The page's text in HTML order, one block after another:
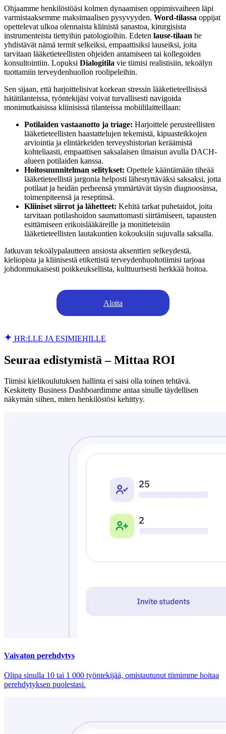
Ohjaamme henkilöstöäsi kolmen dynaamisen oppimisvaiheen läpi
varmistaaksemme maksimaalisen pysyvyyden. Word-tilassa oppijat
opettelevat ulkoa olennaista kliinistä sanastoa, kirurgisista
instrumenteista tiettyihin patologioihin. Edeten lause-tilaan he
yhdistävät nämä termit selkeiksi, empaattisiksi lauseiksi, joita
tarvitaan lääketieteellisten ohjeiden antamiseen tai kollegoiden
konsultointiin. Lopuksi Dialogitila vie tiimisi realistisiin, tekoälyn
tuottamiin terveydenhuollon roolipeleihin.
Sen sijaan, että harjoittelisivat korkean stressin lääketieteellisissä
hätätilanteissa, työntekijäsi voivat turvallisesti navigoida
monimutkaisissa kliinisissä tilanteissa mobiililaitteillaan:
Potilaiden vastaanotto ja triage: Harjoittele perusteellisten
lääketieteellisten haastattelujen tekemistä, kipuasteikkojen
arviointia ja elintärkeiden terveyshistorian keräämistä
kohteliaasti, empaattisen saksalaisen ilmaisun avulla DACH-
alueen potilaiden kanssa.
Hoitosuunnitelman selitykset: Opettele kääntämään tiheää
lääketieteellistä jargonia helposti lähestyttäväksi saksaksi, jotta
potilaat ja heidän perheensä ymmärtävät täysin diagnoosinsa,
toimenpiteensä ja reseptinsä.
Kliiniset siirrot ja lähetteet: Kehitä tarkat puhetaidot, joita
tarvitaan potilashoidon saumattomasti siirtämiseen, tapausten
esittämiseen erikoislääkäreille ja monitieteisiin
lääketieteellisten lautakuntien kokouksiin sujuvalla saksalla.
Jatkuvan tekoälypalautteen ansiosta aksenttien selkeydestä,
kieliopista ja kliinisestä etikettistä terveydenhuoltotiimisi tarjoaa
johdonmukaisesti poikkeuksellista, kulttuurisesti herkkää hoitoa.
Aloita
HR:LLE JA ESIMIEHILLE
Seuraa edistymistä – Mittaa ROI
Tiimisi kielikoulutuksen hallinta ei saisi olla toinen tehtävä.
Keskitetty Business Dashboardimme antaa sinulle täydellisen
näkymän siihen, miten henkilöstösi kehittyy.
Vaivaton perehdytys
Olipa sinulla 10 tai 1 000 työntekijää, omistautunut tiimimme hoitaa
perehdytyksen puolestasi.